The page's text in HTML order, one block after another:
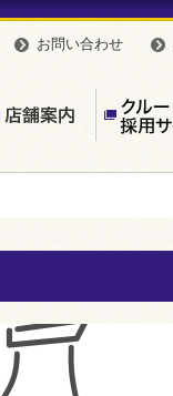
お問い合わせ
店舗案内